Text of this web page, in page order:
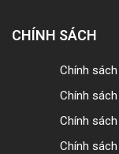
CHÍNH SÁCH
Chính
Chính
Chính
Chính